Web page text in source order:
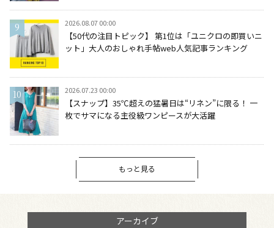
2026.08.07 00:00
【50代の注目トピック】 第1位は「ユニクロの即買いニ
ット」大人のおしゃれ手帖web人気記事ランキング
2026.07.23 00:00
【スナップ】35℃超えの猛暑日は“リネン”に限る！ 一
枚でサマになる主役級ワンピースが大活躍
もっと見る
アーカイブ